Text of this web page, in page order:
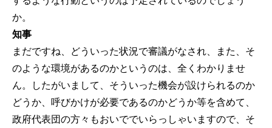
か。
知事
まだですね、どういった状況で審議がなされ、また、そ
のような環境があるのかというのは、全くわかりませ
ん。したがいまして、そういった機会が設けられるのか
どうか、呼びかけが必要であるのかどうか等を含めて、
政府代表団の方々もおいででいらっしゃいますので、そ